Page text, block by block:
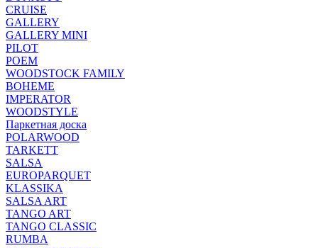
CRUISE
GALLERY
GALLERY MINI
PILOT
POEM
WOODSTOCK FAMILY
BOHEME
IMPERATOR
WOODSTYLE
Паркетная доска
POLARWOOD
TARKETT
SALSA
EUROPARQUET
KLASSIKA
SALSA ART
TANGO ART
TANGO CLASSIC
RUMBA